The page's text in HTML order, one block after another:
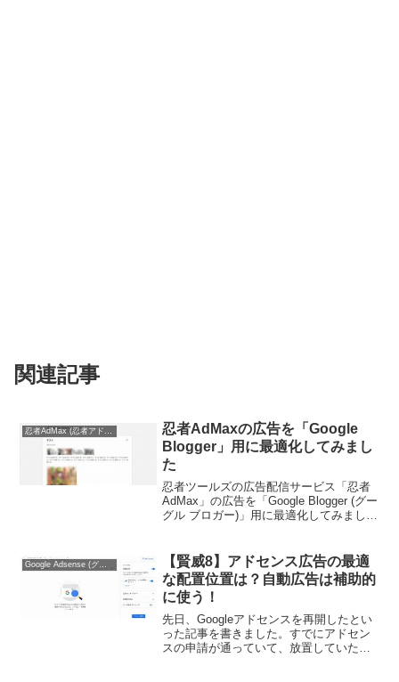
関連記事
忍者AdMax (忍者アドマックス)
忍者AdMaxの広告を「Google
Blogger」用に最適化してみまし
た
忍者ツールズの広告配信サービス「忍者
AdMax」の広告を「Google Blogger (グー
グル ブロガー)」用に最適化してみまし
したテーマです。最近このテーマを...
【賢威8】アドセンス広告の最適
な配置位置は？自動広告は補助的
に使う！
先日、Googleアドセンスを再開したとい
った記事を書きました。すでにアドセン
スの申請が通っていて、放置していたサ